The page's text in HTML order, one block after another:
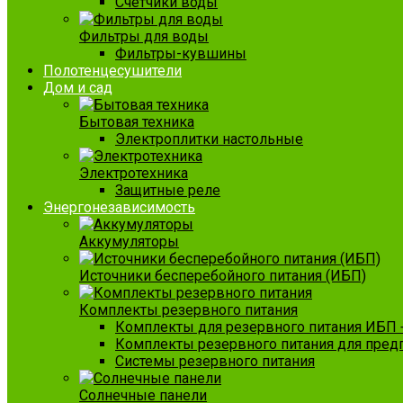
Фильтры для воды
Фильтры-кувшины
Полотенцесушители
Дом и сад
Бытовая техника
Электроплитки настольные
Электротехника
Защитные реле
Энергонезависимость
Аккумуляторы
Источники бесперебойного питания (ИБП)
Комплекты резервного питания
Комплекты для резервного питания ИБП
Комплекты резервного питания для
Системы резервного питания
Солнечные панели